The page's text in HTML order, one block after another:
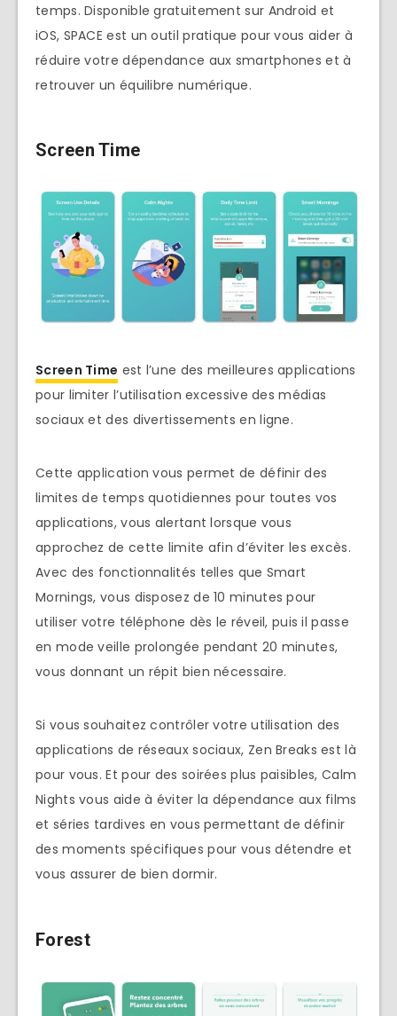
temps. Disponible gratuitement sur Android et
iOS, SPACE est un outil pratique pour vous aider à
réduire votre dépendance aux smartphones et à
retrouver un équilibre numérique.
Screen Time
Screen Time est l’une des meilleures applications
pour limiter l’utilisation excessive des médias
sociaux et des divertissements en ligne.
Cette application vous permet de définir des
limites de temps quotidiennes pour toutes vos
applications, vous alertant lorsque vous
approchez de cette limite afin d’éviter les excès.
Avec des fonctionnalités telles que Smart
Mornings, vous disposez de 10 minutes pour
utiliser votre téléphone dès le réveil, puis il passe
en mode veille prolongée pendant 20 minutes,
vous donnant un répit bien nécessaire.
Si vous souhaitez contrôler votre utilisation des
applications de réseaux sociaux, Zen Breaks est là
pour vous. Et pour des soirées plus paisibles, Calm
Nights vous aide à éviter la dépendance aux films
et séries tardives en vous permettant de définir
des moments spécifiques pour vous détendre et
vous assurer de bien dormir.
Forest